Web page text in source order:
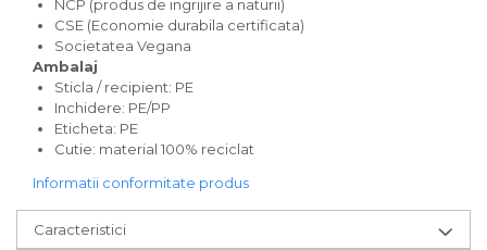
Uleiuri, grasimi si otet
Grasimi bio
Otet bio
Ulei bio
Ulei de masline bio
Uleiuri Oxyguard
NCP (produs de ingrijire a naturii)
CSE (Economie durabila certificata)
Societatea Vegana
Ambalaj
Sticla / recipient: PE
Inchidere: PE/PP
Eticheta: PE
Cutie: material 100% reciclat
Informatii conformitate produs
Caracteristici